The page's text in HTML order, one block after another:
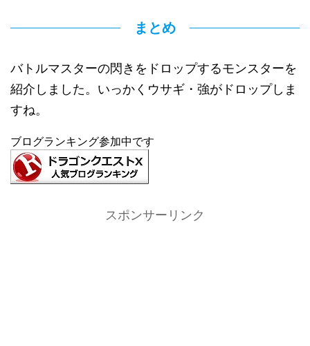
まとめ
バトルマスターの閃きをドロップするモンスターを
紹介しました。いっかくウサギ・強がドロップしま
すね。
ブログランキング参加中です
スポンサーリンク